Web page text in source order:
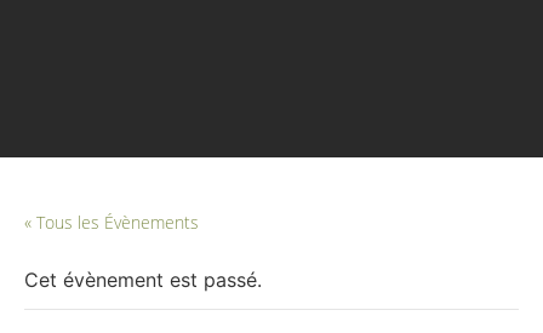
« Tous les Évènements
Cet évènement est passé.